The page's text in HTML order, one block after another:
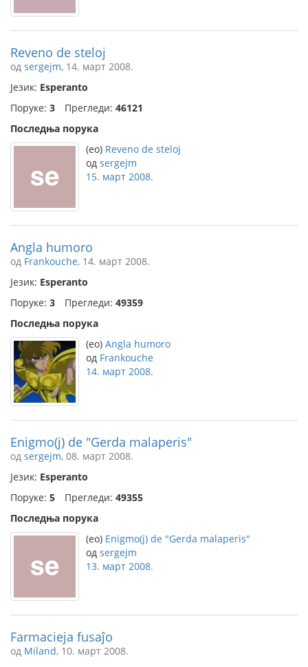
Reveno de steloj
од sergejm, 14. март 2008.
Језик: Esperanto
Поруке: 3 Прегледи: 46121
Последња порука
(eo) Reveno de steloj
од sergejm
15. март 2008.
Angla humoro
од Frankouche, 14. март 2008.
Језик: Esperanto
Поруке: 3 Прегледи: 49359
Последња порука
(eo) Angla humoro
од Frankouche
14. март 2008.
Enigmo(j) de "Gerda malaperis"
од sergejm, 08. март 2008.
Језик: Esperanto
Поруке: 5 Прегледи: 49355
Последња порука
(eo) Enigmo(j) de "Gerda malaperis"
од sergejm
13. март 2008.
Farmacieja fusaĵo
од Miland, 10. март 2008.